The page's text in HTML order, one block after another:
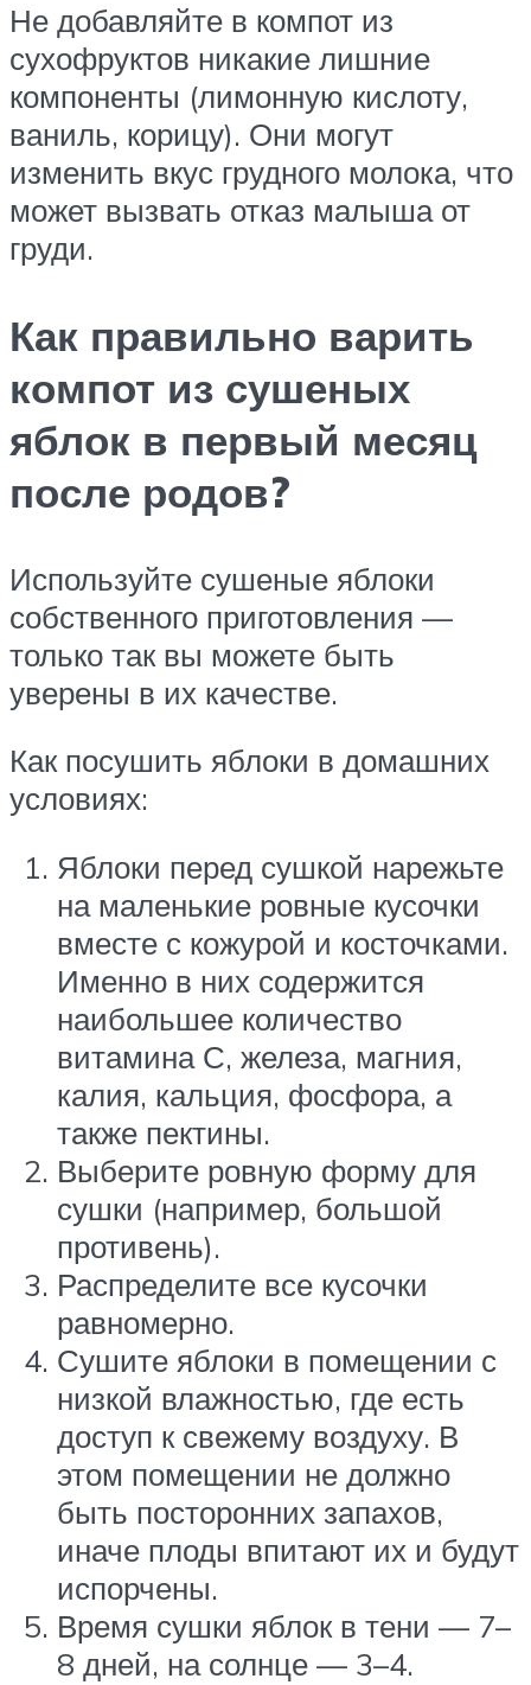
Не добавляйте в компот из
сухофруктов никакие лишние
компоненты (лимонную кислоту,
ваниль, корицу). Они могут
изменить вкус грудного молока, что
может вызвать отказ малыша от
груди.
Как правильно варить
компот из сушеных
яблок в первый месяц
после родов?
Используйте сушеные яблоки
собственного приготовления —
только так вы можете быть
уверены в их качестве.
Как посушить яблоки в домашних
условиях:
Яблоки перед сушкой нарежьте
на маленькие ровные кусочки
вместе с кожурой и косточками.
Именно в них содержится
наибольшее количество
витамина С, железа, магния,
калия, кальция, фосфора, а
также пектины.
Выберите ровную форму для
сушки (например, большой
противень).
Распределите все кусочки
равномерно.
Сушите яблоки в помещении с
низкой влажностью, где есть
доступ к свежему воздуху. В
этом помещении не должно
быть посторонних запахов,
иначе плоды впитают их и будут
испорчены.
Время сушки яблок в тени — 7–
8 дней, на солнце — 3–4.